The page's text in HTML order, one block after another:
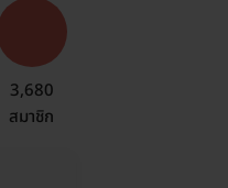
3,680
สมาชิก